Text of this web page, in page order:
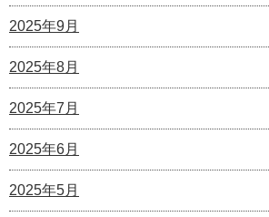
2025年9月
2025年8月
2025年7月
2025年6月
2025年5月